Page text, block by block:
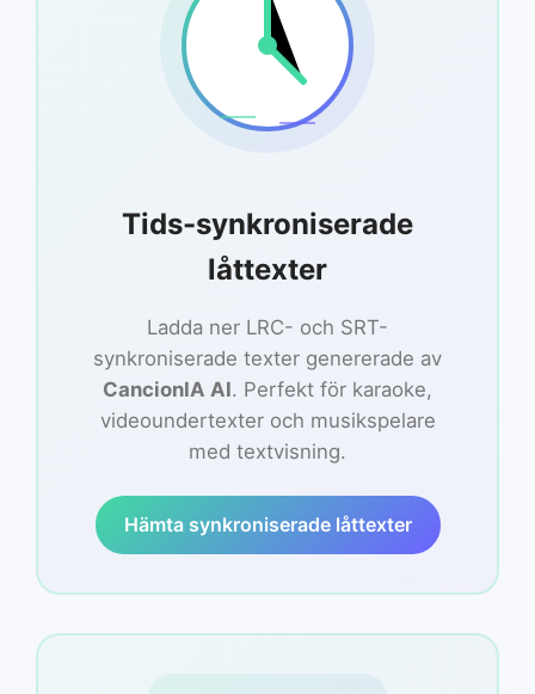
Tids-synkroniserade
låttexter
Ladda ner LRC- och SRT-
synkroniserade texter genererade av
CancionIA AI. Perfekt för karaoke,
videoundertexter och musikspelare
med textvisning.
Hämta synkroniserade låttexter